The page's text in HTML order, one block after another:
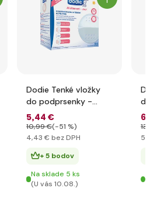
Dodie Tenké vložky
do podprsenky -
Denné (30 ks)
5,44 €
10,99 €(-51 %)
4,43 € bez DPH
+ 5 bodov
Na sklade 5 ks
(U vás 10.08.)
do
6
13
5